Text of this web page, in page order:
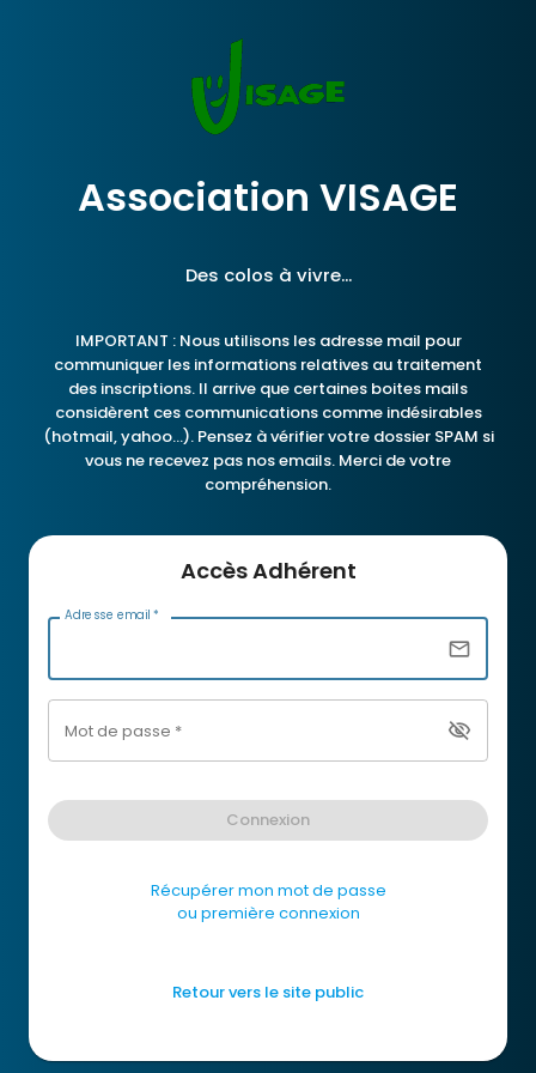
Association VISAGE
Des colos à vivre...
IMPORTANT : Nous utilisons les adresse mail pour
communiquer les informations relatives au traitement
des inscriptions. Il arrive que certaines boites mails
considèrent ces communications comme indésirables
(hotmail, yahoo...). Pensez à vérifier votre dossier SPAM si
vous ne recevez pas nos emails. Merci de votre
compréhension.
Accès Adhérent
Adresse email *
email
Mot de passe * visibility_off
Connexion
Récupérer mon mot de passe
ou première connexion
Retour vers le site public